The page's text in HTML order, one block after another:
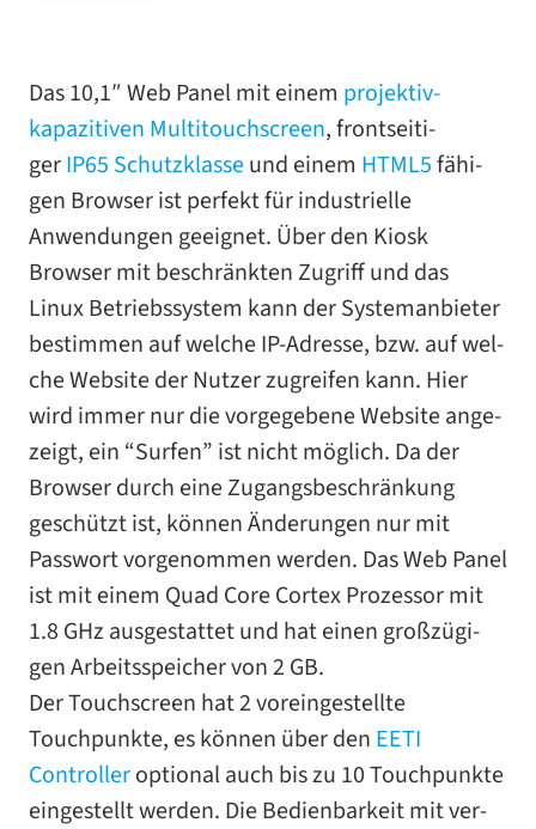
Das 10,1″ Web Panel mit einem projektiv-​
kapazitiven Multitouchscreen, front­sei­ti­
gerIP65 Schutzklasseund einem HTML5fähi­
gen Browser ist per­fekt für indus­tri­elle
Anwendungen geeig­net. Über den Kiosk
Browser mit beschränk­ten Zugriff und das
Linux Betriebssystem kann der Systemanbieter
bestim­men auf wel­che IP-​Adresse, bzw. auf wel­
che Website der Nutzer zugrei­fen kann. Hier
wird immer nur die vor­ge­ge­bene Website ange­
zeigt, ein “Surfen” ist nicht mög­lich. Da der
Browser durch eine Zugangsbeschränkung
geschützt ist, kön­nen Änderungen nur mit
Passwort vor­ge­nom­men wer­den. Das Web Panel
ist mit einem Quad Core Cortex Prozessor mit
1.8 GHz aus­ge­stat­tet und hat einen groß­zü­gi­
gen Arbeitsspeicher von 2 GB.
Der Touchscreen hat 2 vor­ein­ge­stellte
Touchpunkte, es kön­nen über den EETI
Controlleroptio­nal auch bis zu 10 Touchpunkte
ein­ge­stellt wer­den. Die Bedienbarkeit mit ver­